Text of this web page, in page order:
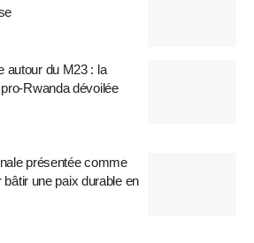
autour du M23 : la
Rwanda dévoilée
présentée comme
une paix durable en